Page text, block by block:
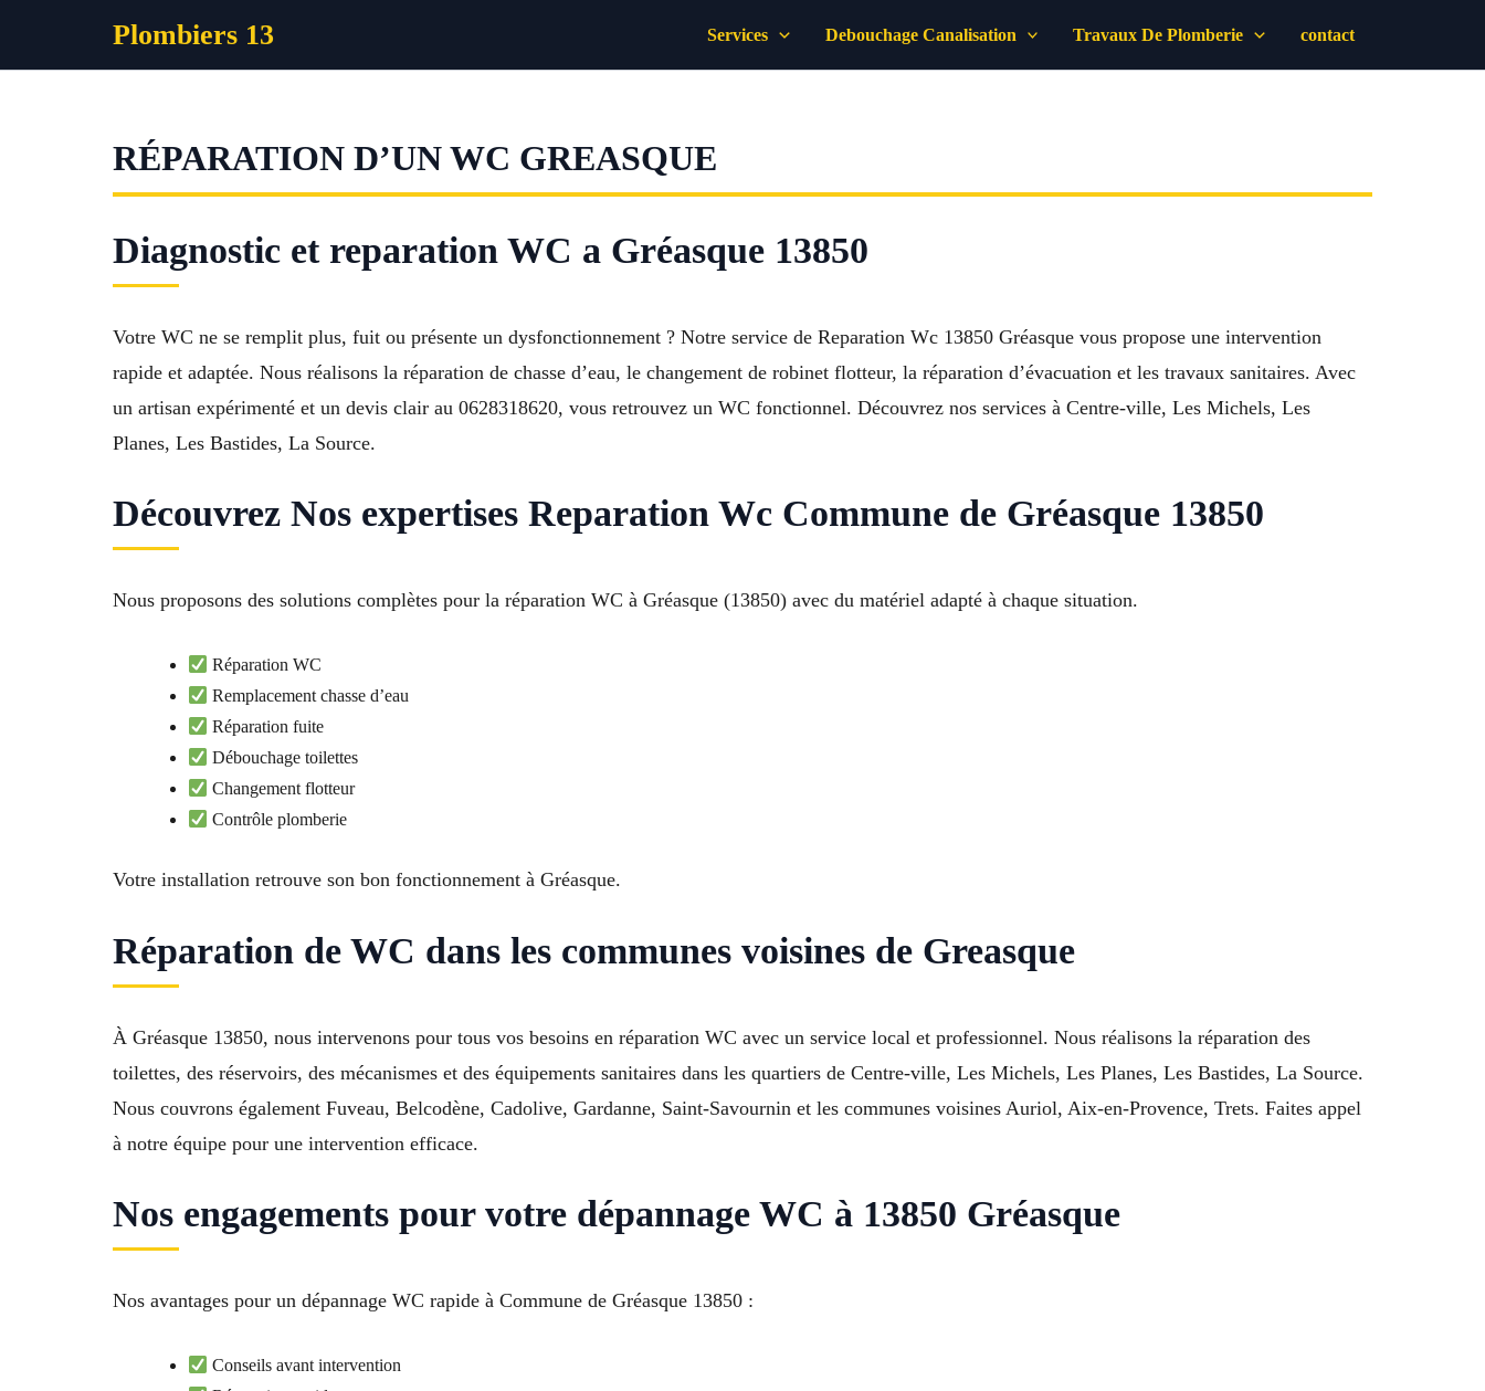
contenu
Plombiers 13 Services Debouchage Canalisation Travaux De Plomberie contact
RÉPARATION D’UN WC GREASQUE
Diagnostic et reparation WC a Gréasque 13850
Votre WC ne se remplit plus, fuit ou présente un dysfonctionnement ? Notre service de Reparation Wc 13850 Gréasque vous propose une intervention
rapide et adaptée. Nous réalisons la réparation de chasse d’eau, le changement de robinet flotteur, la réparation d’évacuation et les travaux sanitaires. Avec
un artisan expérimenté et un devis clair au 0628318620, vous retrouvez un WC fonctionnel. Découvrez nos services à Centre-ville, Les Michels, Les
Planes, Les Bastides, La Source.
Découvrez Nos expertises Reparation Wc Commune de Gréasque 13850
Nous proposons des solutions complètes pour la réparation WC à Gréasque (13850) avec du matériel adapté à chaque situation.
Réparation WC
Remplacement chasse d’eau
Réparation fuite
Débouchage toilettes
Changement flotteur
Contrôle plomberie
Votre installation retrouve son bon fonctionnement à Gréasque.
Réparation de WC dans les communes voisines de Greasque
À Gréasque 13850, nous intervenons pour tous vos besoins en réparation WC avec un service local et professionnel. Nous réalisons la réparation des
toilettes, des réservoirs, des mécanismes et des équipements sanitaires dans les quartiers de Centre-ville, Les Michels, Les Planes, Les Bastides, La Source.
Nous couvrons également Fuveau, Belcodène, Cadolive, Gardanne, Saint-Savournin et les communes voisines Auriol, Aix-en-Provence, Trets. Faites appel
à notre équipe pour une intervention efficace.
Nos engagements pour votre dépannage WC à 13850 Gréasque
Nos avantages pour un dépannage WC rapide à Commune de Gréasque 13850 :
Conseils avant intervention